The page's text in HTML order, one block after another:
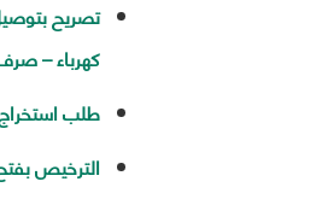
المواطنين
مشاكلهم
مستوى
المقدمة
تصريح
كهرباء –
طلب
الترخيص